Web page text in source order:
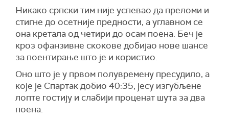
Никако српски тим није успевао да преломи и
стигне до осетније предности, а углавном се
она кретала од четири до осам поена. Беч је
кроз офанзивне скокове добијао нове шансе
за поентирање што је и користио.
Оно што је у првом полувремену пресудило, а
које је Спартак добио 40:35, јесу изгубљене
лопте гостију и слабији проценат шута за два
поена.